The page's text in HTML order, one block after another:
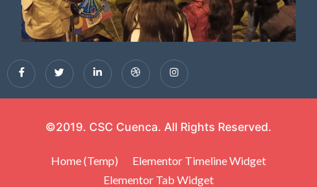
©2019. CSC Cuenca. All Rights Reserved.
Home (Temp)
Elementor Timeline Widget
Elementor Tab Widget